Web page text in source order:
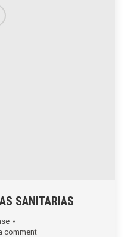
SANITARIAS
comment